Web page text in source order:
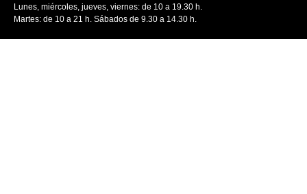
Lunes, miércoles, jueves, viernes: de 10 a 19.30 h.
Martes: de 10 a 21 h. Sábados de 9.30 a 14.30 h.